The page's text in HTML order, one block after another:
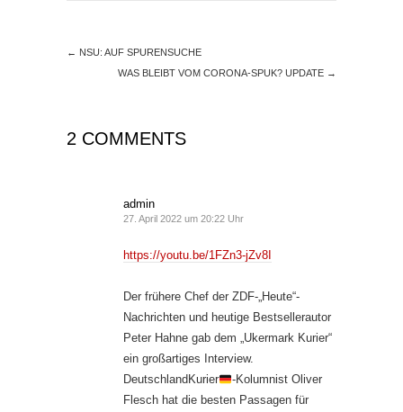
← NSU: AUF SPURENSUCHE
WAS BLEIBT VOM CORONA-SPUK? UPDATE →
2 COMMENTS
admin
27. April 2022 um 20:22 Uhr
https://youtu.be/1FZn3-jZv8I
Der frühere Chef der ZDF-„Heute“-
Nachrichten und heutige Bestsellerautor
Peter Hahne gab dem „Ukermark Kurier“
ein großartiges Interview.
DeutschlandKurier
-Kolumnist Oliver
Flesch hat die besten Passagen für